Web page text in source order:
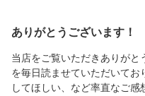
ありがとうございます！
当店をご覧いただきありがと
を毎日読ませていただいてお
してほしい、など率直なご